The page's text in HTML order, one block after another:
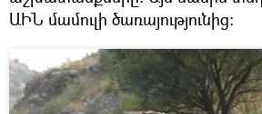
ԱԻՆ մամուլի ծառայությունից: